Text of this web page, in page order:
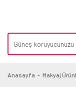
Anasayfa Makyaj